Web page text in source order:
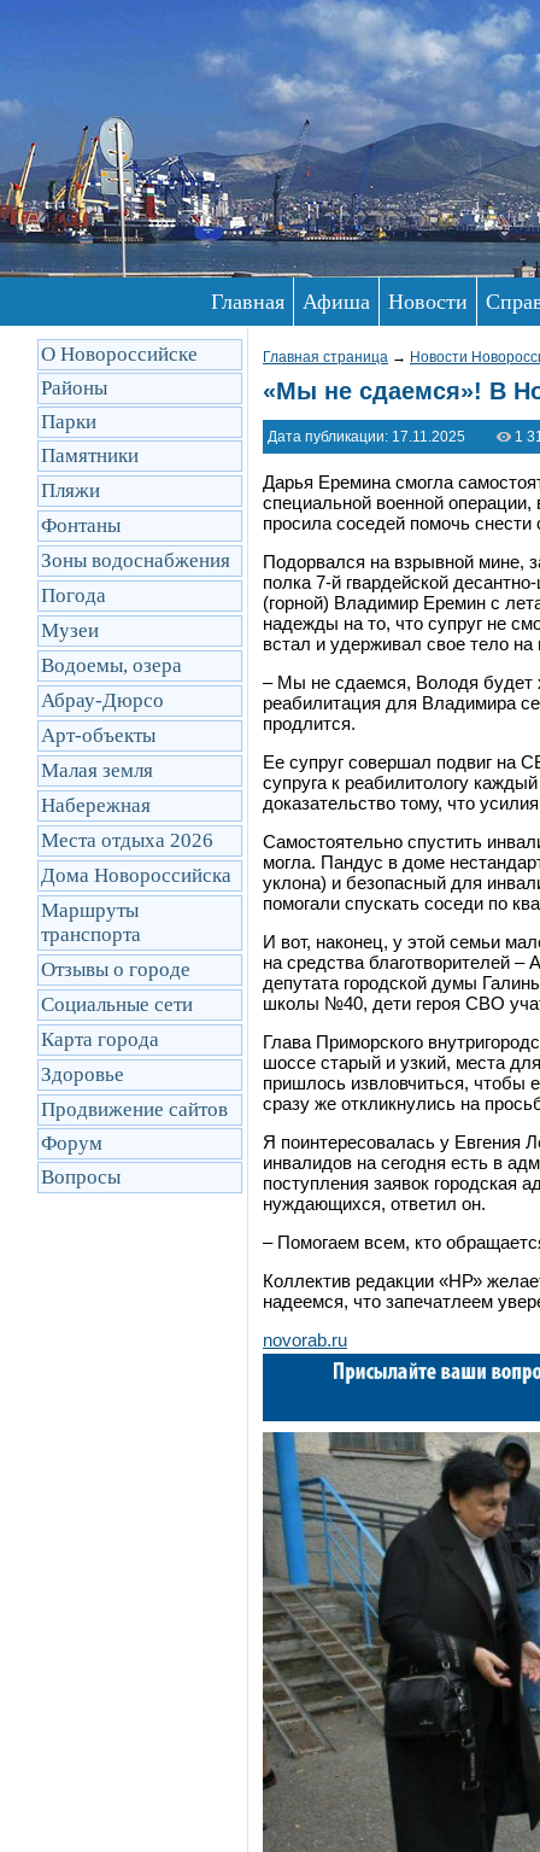
Главная Афиша Новости
О Новороссийске
Районы
Парки
Памятники
Пляжи
Фонтаны
Зоны водоснабжения
Погода
Музеи
Водоемы, озера
Абрау-Дюрсо
Арт-объекты
Малая земля
Набережная
Места отдыха 2026
Дома Новороссийска
Маршруты
транcпорта
Отзывы о городе
Социальные сети
Карта города
Здоровье
Продвижение сайтов
Форум
Вопросы
Главная страница → Новости
«Мы не сдаемся»! В
Дата публикации: 17.11.2025 1
Дарья Еремина смогла
специальной военной
просила соседей помочь снести
Подорвался на взрывной мине,
полка 7-й гвардейской
(горной) Владимир Еремин с
надежды на то, что супруг не
встал и удерживал свое тело
–Мы не сдаемся, Володя будет
реабилитация для Владимира
продлится.
Ее супруг совершал подвиг на
супруга к реабилитологу
доказательство тому, что
Самостоятельно спустить
могла. Пандус в доме
уклона) и безопасный для
помогали спускать соседи по
И вот, наконец, у этой семьи
на средства благотворителей
депутата городской думы
школы №40, дети героя СВО
Глава Приморского
шоссе старый и узкий, места
пришлось извловчиться, чтобы
сразу же откликнулись на
Я поинтересовалась у Евгения
инвалидов на сегодня есть в
поступления заявок городская
нуждающихся, ответил он.
–Помогаем всем, кто
Коллектив редакции «НР»
надеемся, что запечатлеем
novorab.ru